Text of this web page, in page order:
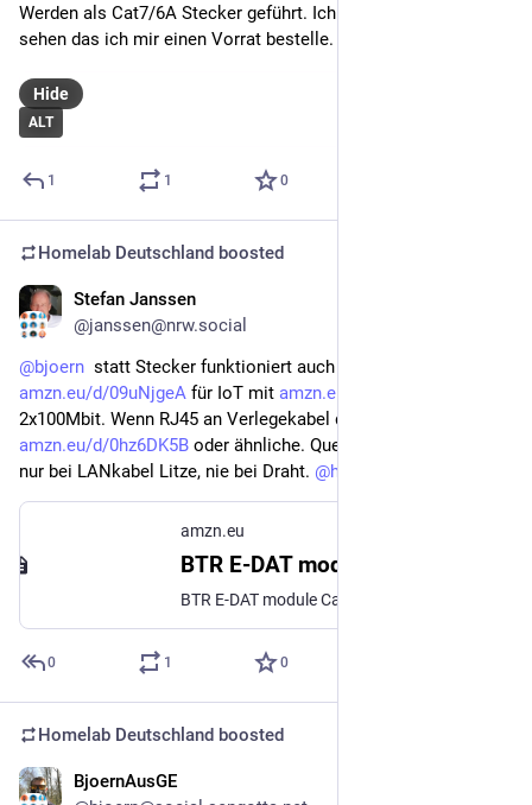
Werden als Cat7/6A Stecker geführt. Ich wer jetzt noch mal
sehen das ich mir einen Vorrat bestelle.
ALT
Hide
1 1 0
Homelab Deutschland boosted
Stefan Janssen
@janssen@nrw.social
@bjoern
amzn.eu/d/09uNjgeA für IoT mit amzn.eu/d/0hRDYj44
2x100Mbit. Wenn RJ45 an Verlegekabel dann
amzn.eu/d/0hz6DK5B oder ähnliche. Quetsch RJ45 Stecker
nur bei LANkabel Litze, nie bei Draht. @homelab_de
amzn.eu
0 1 0
Homelab Deutschland boosted
BjoernAusGE